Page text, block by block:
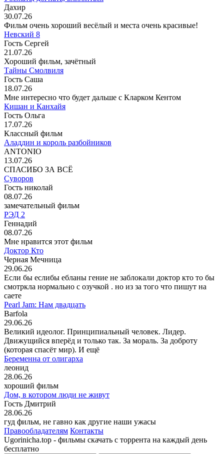
Дахир
30.07.26
Фильм очень хороший весёлый и места очень красивые!
Невский 8
Гость Сергей
21.07.26
Хороший фильм, зачётный
Тайны Смолвиля
Гость Саша
18.07.26
Мне интересно что будет дальше с Кларком Кентом
Кишан и Канхайя
Гость Ольга
17.07.26
Классный фильм
Аладдин и король разбойников
ANTONIO
13.07.26
СПАСИБО ЗА ВСЁ
Суворов
Гость николай
08.07.26
замечательный фильм
РЭД 2
Геннадий
08.07.26
Мне нравится этот фильм
Доктор Кто
Черная Мечница
29.06.26
Если бы еслибы ебланы гение не заблокали доктор кто то бы
смотркла нормально с озучкой . но из за того что пишут на
саете
Pearl Jam: Нам двадцать
Barfola
29.06.26
Великий идеолог. Принципиальный человек. Лидер.
Движущийся вперёд и только так. За мораль. За доброту
(которая спасёт мир). И ещё
Беременна от олигарха
леонид
28.06.26
хороший фильм
Дом, в котором люди не живут
Гость Дмитрий
28.06.26
гуд фильм, не гавно как другие наши ужасы
Правообладателям Контакты
Ugorinicha.top - фильмы скачать с торрента на каждый день
бесплатно